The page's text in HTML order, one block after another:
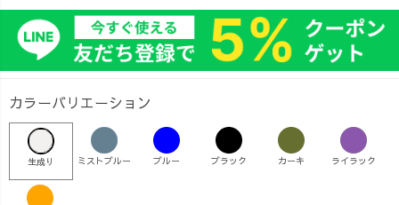
カラーバリエーション
生成り ミストブルー ブルー ブラック カーキ ライラック